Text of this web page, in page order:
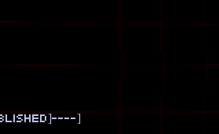
]